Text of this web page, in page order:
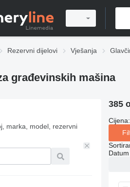
Rezervni dijelovi Vješanja
građevinskih mašina
marka, model, rezervni
385
Cijena: